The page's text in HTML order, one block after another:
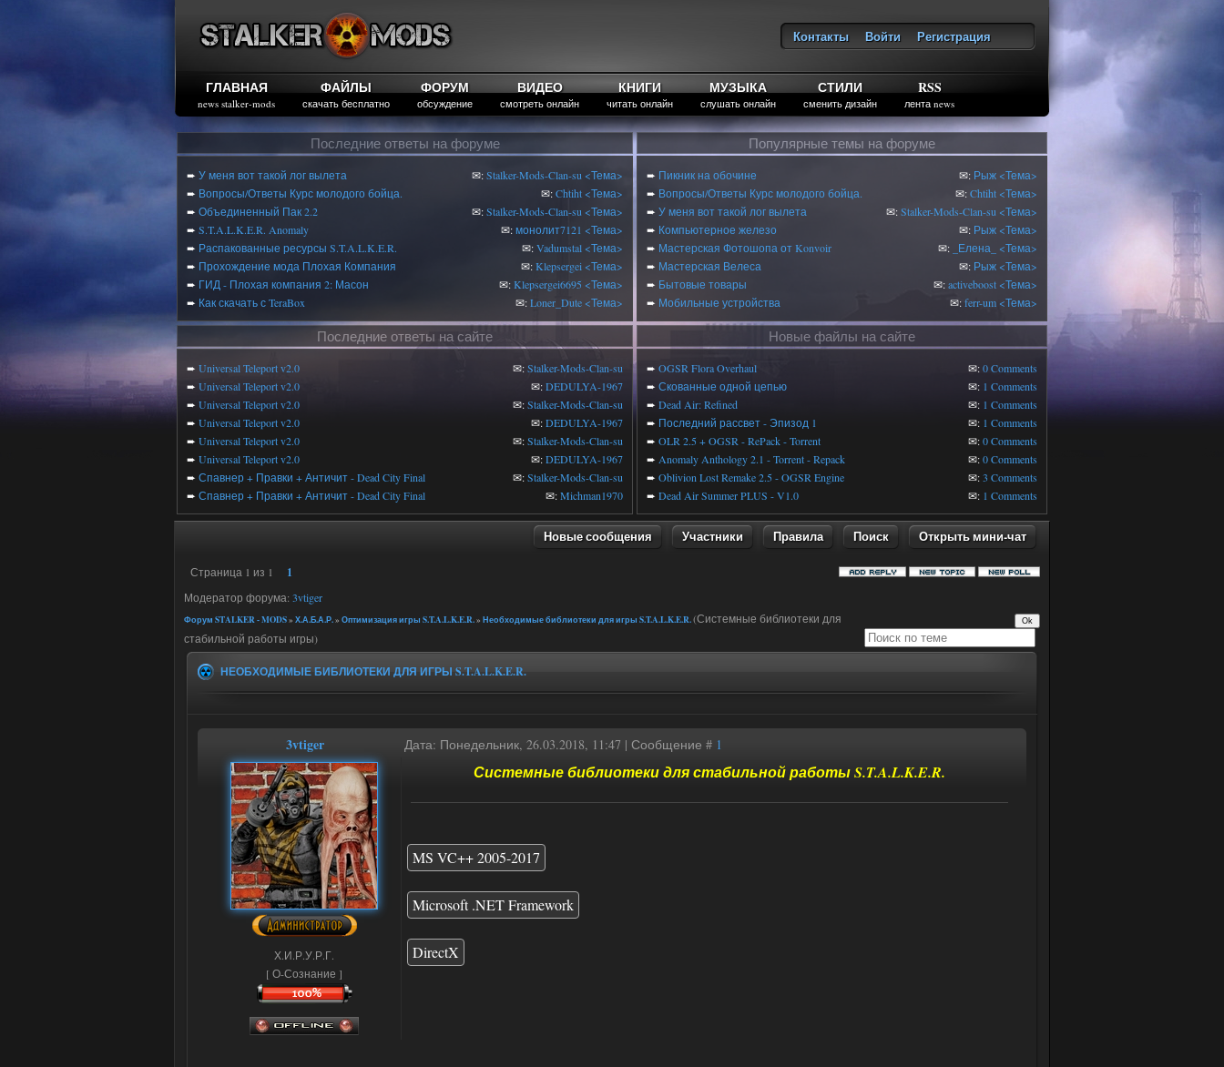
Контакты Войти
Регистрация
ГЛАВНАЯ
news stalker-mods
ФАЙЛЫ
скачать бесплатно
ФОРУМ
обсуждение
ВИДЕО
смотреть онлайн
КНИГИ
читать онлайн
МУЗЫКА
слушать онлайн
СТИЛИ
сменить дизайн
RSS
лента news
Последние ответы на форуме
➨ У меня вот такой лог вылета ✉:Stalker-Mods-Clan-su <Тема>
➨ Вопросы/Ответы Курс молодого бойца. ✉:Chtiht <Тема>
➨ Объединенный Пак 2.2 ✉:Stalker-Mods-Clan-su <Тема>
➨ S.T.A.L.K.E.R. Anomaly ✉:монолит7121 <Тема>
➨ Распакованные ресурсы S.T.A.L.K.E.R. ✉:Vadumstal <Тема>
➨ Прохождение мода Плохая Компания ✉:Klepsergei <Тема>
➨ ГИД - Плохая компания 2: Масон ✉:Klepsergei6695 <Тема>
➨ Как скачать с TeraBox ✉:Loner_Dute <Тема>
Популярные темы на форуме
➨ Пикник на обочине ✉: Рыж <Тема>
➨ Вопросы/Ответы Курс молодого бойца. ✉:Chtiht <Тема>
➨ У меня вот такой лог вылета ✉:Stalker-Mods-Clan-su <Тема>
➨ Компьютерное железо ✉: Рыж <Тема>
➨ Мастерская Фотошопа от Konvoir ✉: _Елена_
<Тема>
➨ Мастерская Велеса ✉: Рыж <Тема>
➨ Бытовые товары ✉:activeboost <Тема>
➨ Мобильные устройства ✉:ferr-um <Тема>
Последние ответы на сайте
➨ Universal Teleport v2.0 ✉:Stalker-Mods-Clan-su
➨ Universal Teleport v2.0 ✉:DEDULYA-1967
➨ Universal Teleport v2.0 ✉:Stalker-Mods-Clan-su
➨ Universal Teleport v2.0 ✉:DEDULYA-1967
➨ Universal Teleport v2.0 ✉:Stalker-Mods-Clan-su
➨ Universal Teleport v2.0 ✉:DEDULYA-1967
➨ Спавнер + Правки + Античит - Dead City Final ✉:Stalker-Mods-Clan-su
➨ Спавнер + Правки + Античит - Dead City Final ✉:Michman1970
Новые файлы на сайте
➨ OGSR Flora Overhaul ✉:0 Comments
➨ Скованные одной цепью ✉: 1 Comments
➨ Dead Air: Refined ✉: 1 Comments
➨ Последний рассвет - Эпизод 1 ✉: 1 Comments
➨ OLR 2.5 + OGSR - RePack - Torrent ✉:0 Comments
➨ Anomaly Anthology 2.1 - Torrent - Repack ✉:0 Comments
➨ Oblivion Lost Remake 2.5 - OGSR Engine ✉:3 Comments
➨ Dead Air Summer PLUS - V1.0 ✉: 1 Comments
Новые сообщения Участники Правила Поиск Открыть мини-чат
Страница 1 из 1 1
Модератор форума: 3vtiger
Форум STALKER - MODS» Х.А.Б.А.Р.» Оптимизация игры S.T.A.L.K.E.R.» Необходимые библиотеки для игры S.T.A.L.K.E.R.(Системные библиотеки для
стабильной работы игры)
НЕОБХОДИМЫЕ БИБЛИОТЕКИ ДЛЯ ИГРЫ S.T.A.L.K.E.R.
3vtiger Дата: Понедельник, 26.03.2018, 11:47 | Сообщение # 1
Х.И.Р.У.Р.Г.
[ О-Сознание ]
Системные библиотеки для стабильной работы S.T.A.L.K.E.R.
MS VC++ 2005-2017
Microsoft .NET Framework
DirectX